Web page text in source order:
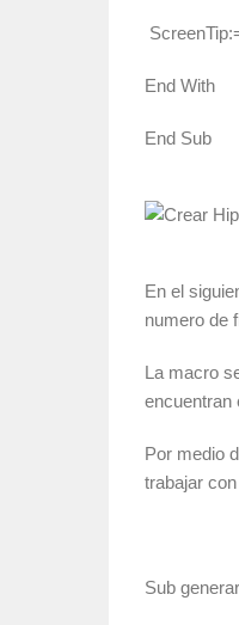
End With
End Sub
En el
numero de
La macro
encuentran
Por medio
trabajar
Sub